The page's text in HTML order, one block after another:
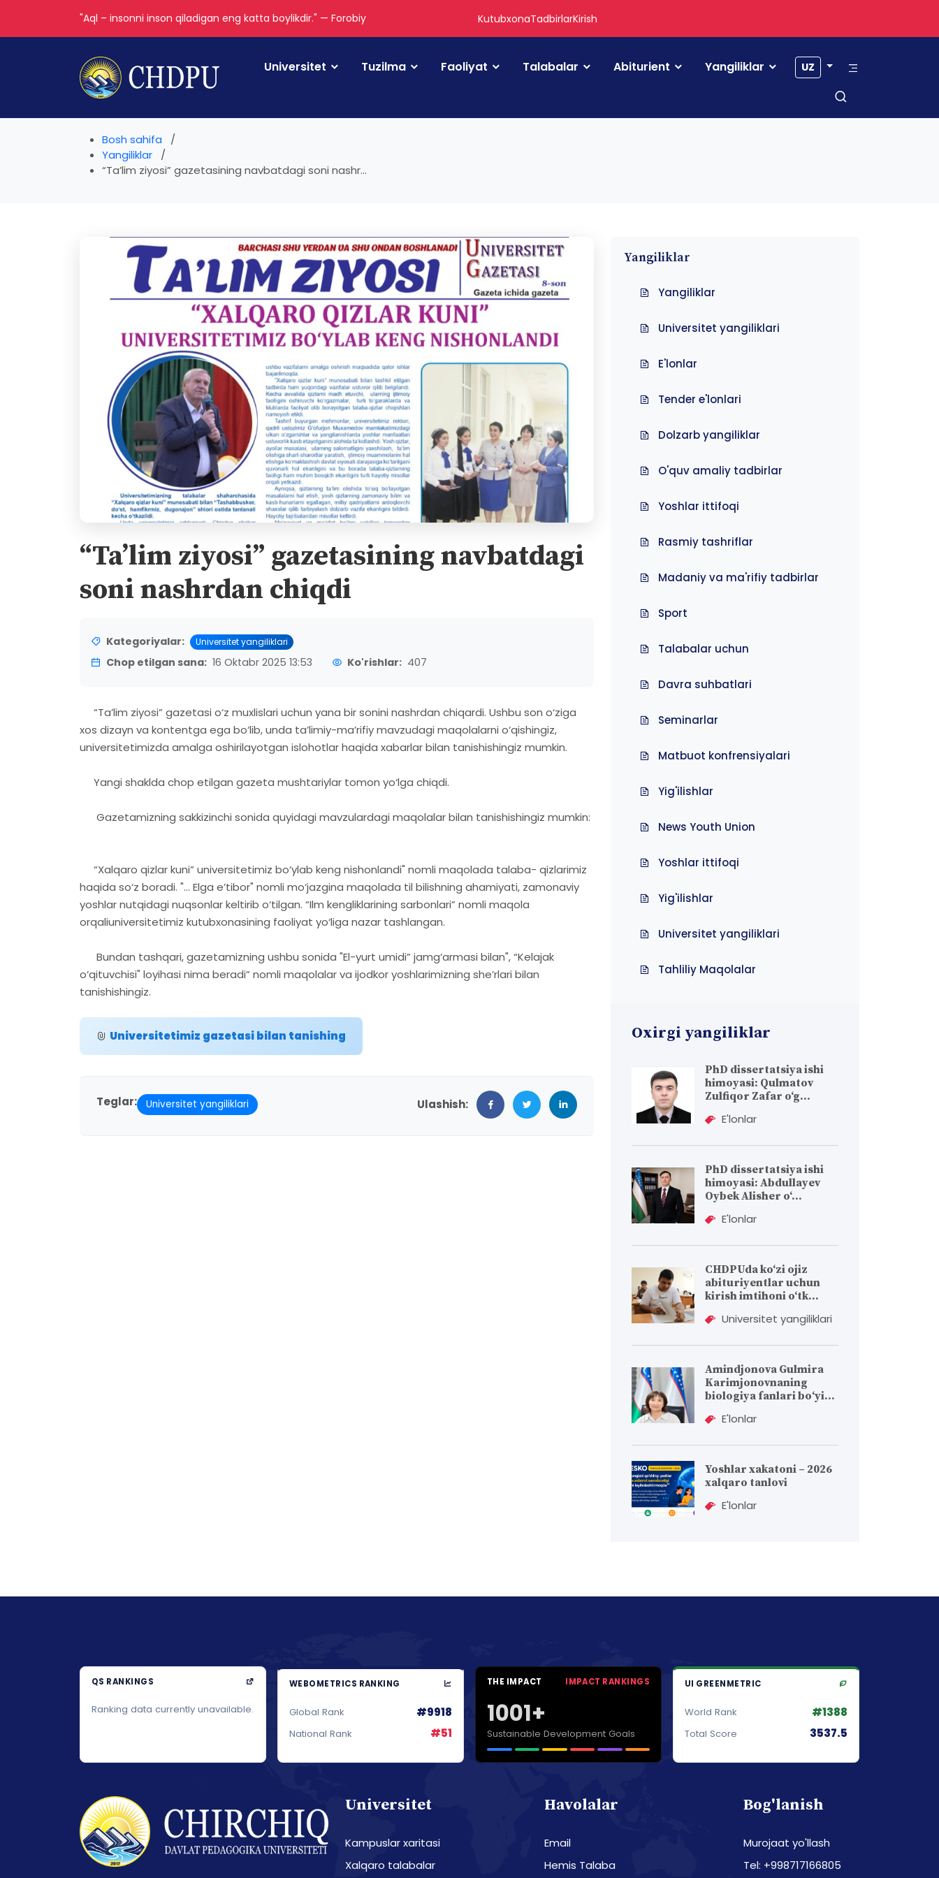
"Aql – insonni inson qiladigan eng katta boylikdir." — Forobiy KutubxonaTadbirlarKirish
Universitet Tuzilma Faoliyat Talabalar Abiturient Yangiliklar UZ
Bosh sahifa
Yangiliklar
“Ta’lim ziyosi” gazetasining navbatdagi soni nashr...
“Ta’lim ziyosi” gazetasining navbatdagi
soni nashrdan chiqdi
Kategoriyalar: Universitet yangiliklari
Chop etilgan sana: 16 Oktabr 2025 13:53 Ko'rishlar: 407
“Ta’lim ziyosi” gazetasi o‘z muxlislari uchun yana bir sonini nashrdan chiqardi. Ushbu son o‘ziga
xos dizayn va kontentga ega bo‘lib, unda ta’limiy-ma’rifiy mavzudagi maqolalarni o‘qishingiz,
universitetimizda amalga oshirilayotgan islohotlar haqida xabarlar bilan tanishishingiz mumkin.
Yangi shaklda chop etilgan gazeta mushtariylar tomon yo‘lga chiqdi.
Gazetamizning sakkizinchi sonida quyidagi mavzulardagi maqolalar bilan tanishishingiz mumkin:
“Xalqaro qizlar kuni” universitetimiz bo‘ylab keng nishonlandi" nomli maqolada talaba- qizlarimiz
haqida so‘z boradi. "... Elga e’tibor" nomli mo‘jazgina maqolada til bilishning ahamiyati, zamonaviy
yoshlar nutqidagi nuqsonlar keltirib o‘tilgan. “Ilm kengliklarining sarbonlari” nomli maqola
orqaliuniversitetimiz kutubxonasining faoliyat yo‘liga nazar tashlangan.
Bundan tashqari, gazetamizning ushbu sonida "El-yurt umidi” jamg‘armasi bilan", “Kelajak
o‘qituvchisi" loyihasi nima beradi” nomli maqolalar va ijodkor yoshlarimizning she’rlari bilan
tanishishingiz.
Universitetimiz gazetasi bilan tanishing
Teglar: Universitet yangiliklari Ulashish:
Yangiliklar
Yangiliklar
Universitet yangiliklari
E'lonlar
Tender e'lonlari
Dolzarb yangiliklar
O'quv amaliy tadbirlar
Yoshlar ittifoqi
Rasmiy tashriflar
Madaniy va ma'rifiy tadbirlar
Sport
Talabalar uchun
Davra suhbatlari
Seminarlar
Matbuot konfrensiyalari
Yig'ilishlar
News Youth Union
Yoshlar ittifoqi
Yig'ilishlar
Universitet yangiliklari
Tahliliy Maqolalar
Oxirgi yangiliklar
PhD dissertatsiya ishi
himoyasi: Qulmatov
Zulfiqor Zafar o‘g...
E'lonlar
PhD dissertatsiya ishi
himoyasi: Abdullayev
Oybek Alisher o‘...
E'lonlar
CHDPUda ko‘zi ojiz
abituriyentlar uchun
kirish imtihoni o‘tk...
Universitet yangiliklari
Amindjonova Gulmira
Karimjonovnaning
biologiya fanlari bо‘yi...
E'lonlar
Yoshlar xakatoni – 2026
xalqaro tanlovi
E'lonlar
QS RANKINGS
Ranking data currently unavailable.
WEBOMETRICS RANKING
Global Rank #9918
National Rank #51
THE IMPACT IMPACT RANKINGS
1001+
Sustainable Development Goals
UI GREENMETRIC
World Rank #1388
Total Score 3537.5
Universitet
Kampuslar xaritasi
Xalqaro talabalar
Havolalar
Email
Hemis Talaba
Bog'lanish
Murojaat yo'llash
Tel: +998717166805